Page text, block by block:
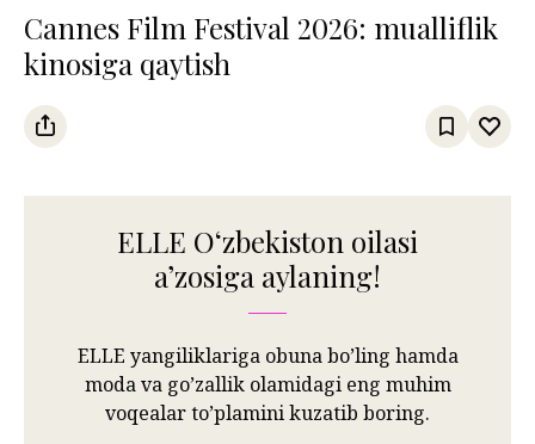
Cannes Film Festival 2026: mualliflik
kinosiga qaytish
ELLE Oʻzbekiston oilasi
aʼzosiga aylaning!
ELLE yangiliklariga obuna bo’ling hamda
moda va go’zallik olamidagi eng muhim
voqealar to’plamini kuzatib boring.